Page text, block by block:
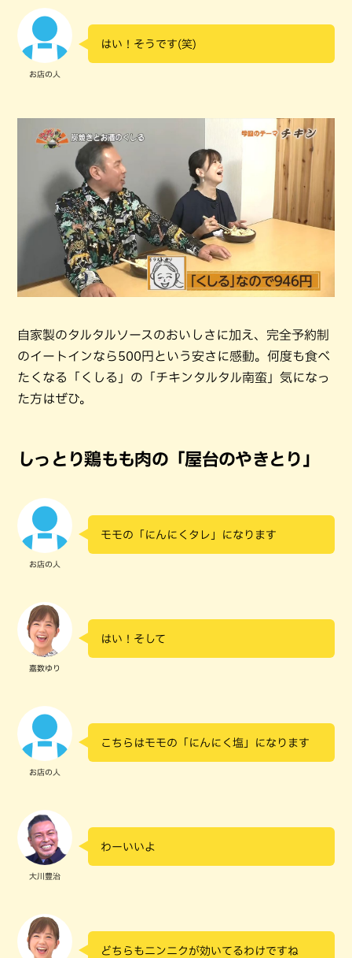
お店の人
はい！そうです(笑)
自家製のタルタルソースのおいしさに加え、完全予約制
のイートインなら500円という安さに感動。何度も食べ
たくなる「くしる」の「チキンタルタル南蛮」気になっ
た方はぜひ。
しっとり鶏もも肉の「屋台のやきとり」
お店の人
モモの「にんにくタレ」になります
嘉数ゆり
はい！そして
お店の人
こちらはモモの「にんにく塩」になります
大川豊治
わーいいよ
どちらもニンニクが効いてるわけですね